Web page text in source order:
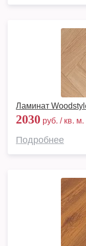
Ламинат
2030 руб. / кв. м.
Подробнее